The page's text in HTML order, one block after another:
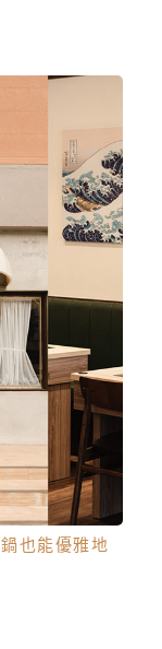
也能優雅地